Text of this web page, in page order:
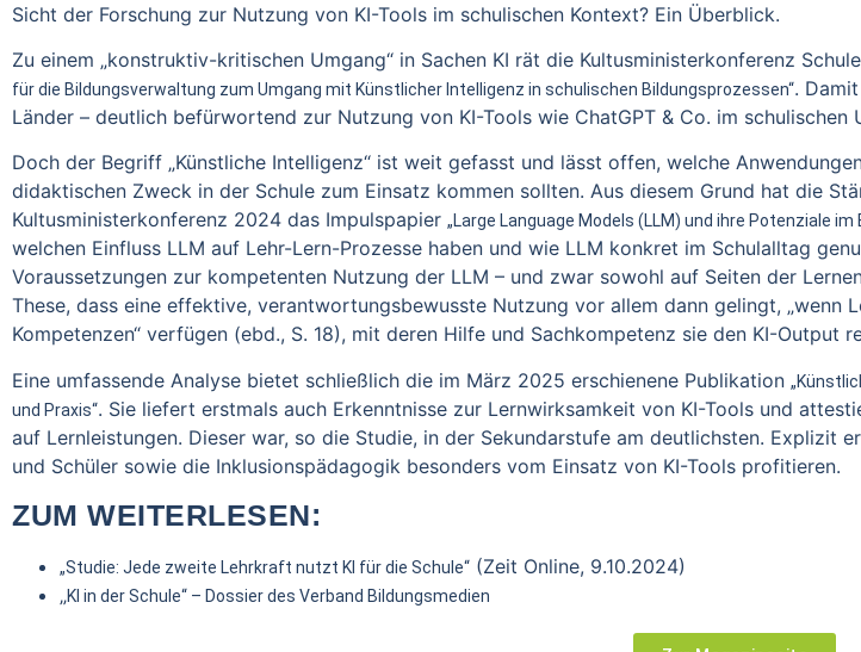
Sicht der Forschung zur Nutzung von KI-Tools im schulischen Kontext? Ein Überblick.
Zu einem „konstruktiv-kritischen Umgang“ in Sachen KI rät die Kultusministerkonferenz
für die Bildungsverwaltung zum Umgang mit Künstlicher Intelligenz in schulischen Bildungsprozessen“.
Länder – deutlich befürwortend zur Nutzung von KI-Tools wie ChatGPT & Co. im schulischen
Doch der Begriff „Künstliche Intelligenz“ ist weit gefasst und lässt offen, welche
didaktischen Zweck in der Schule zum Einsatz kommen sollten. Aus diesem Grund hat die
Kultusministerkonferenz 2024 das Impulspapier „Large Language Models (LLM) und ihre Potenziale
welchen Einfluss LLM auf Lehr-Lern-Prozesse haben und wie LLM konkret im Schulalltag
Voraussetzungen zur kompetenten Nutzung der LLM – und zwar sowohl auf Seiten der
These, dass eine effektive, verantwortungsbewusste Nutzung vor allem dann gelingt, „wenn
Kompetenzen“ verfügen (ebd., S. 18), mit deren Hilfe und Sachkompetenz sie den KI-Output
Eine umfassende Analyse bietet schließlich die im März 2025 erschienene Publikation
und Praxis“. Sie liefert erstmals auch Erkenntnisse zur Lernwirksamkeit von KI-Tools und
auf Lernleistungen. Dieser war, so die Studie, in der Sekundarstufe am deutlichsten. Explizit
und Schüler sowie die Inklusionspädagogik besonders vom Einsatz von KI-Tools profitieren.
ZUM WEITERLESEN:
„Studie: Jede zweite Lehrkraft nutzt KI für die Schule“ (Zeit Online, 9.10.2024)
„KI in der Schule“ – Dossier des Verband Bildungsmedien